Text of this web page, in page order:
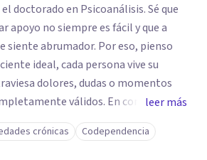
en Psicoanálisis. Sé que
apoyo no siempre es fácil y que a
siente abrumador. Por eso, pienso
ideal, cada persona vive su
dolores, dudas o momentos
válidos. En consulta, mi
un espacio humano y seguro, en el
para expresarte y sentir. Nos
leer más
crónicas
Codependencia